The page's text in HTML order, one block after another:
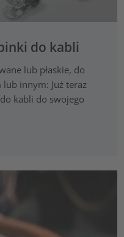
do kabli
lub płaskie, do
innym: Już teraz
kabli do swojego